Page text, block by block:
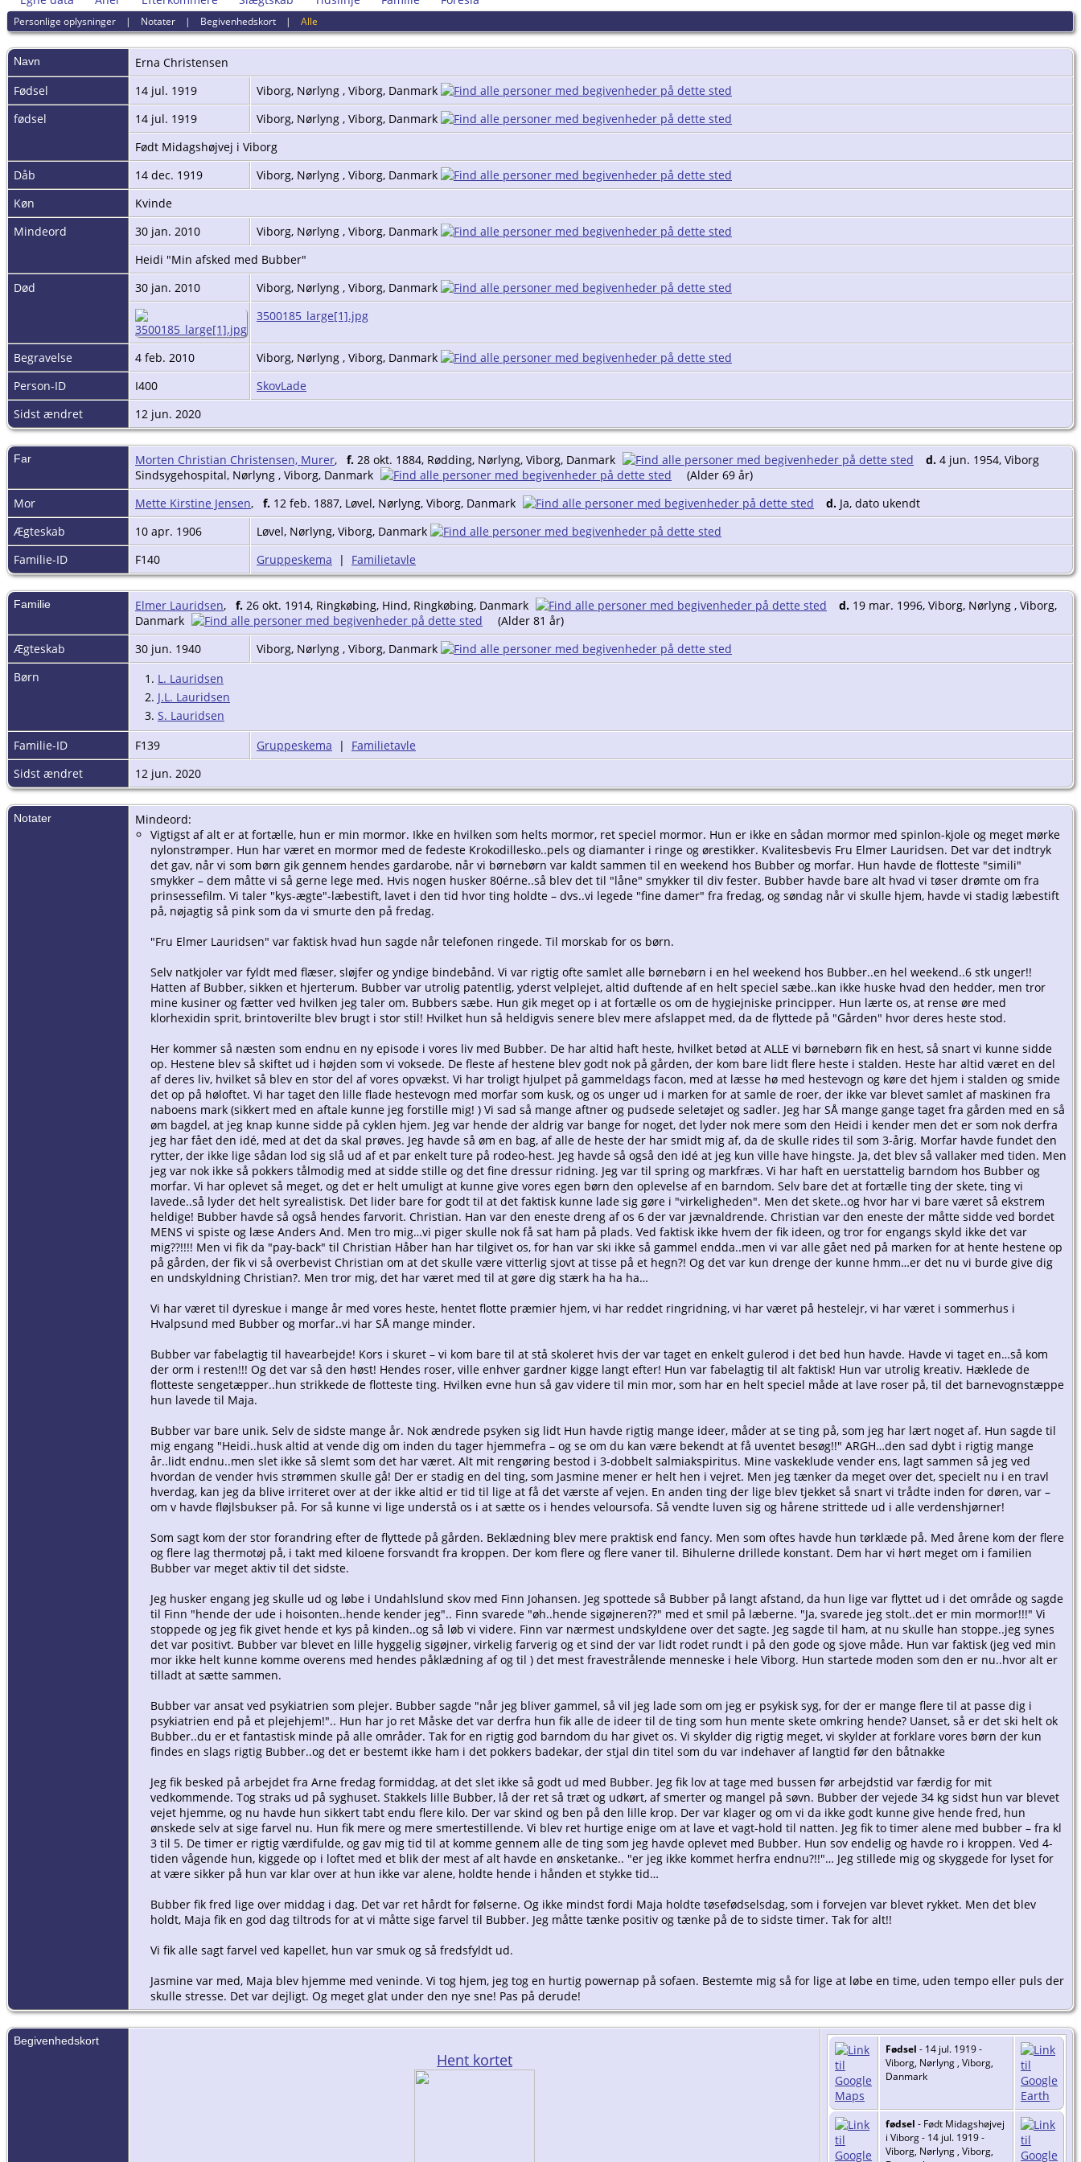
Personlige oplysninger | Notater | Begivenhedskort |Alle
Navn Erna Christensen
Fødsel
14 jul. 1919
Viborg, Nørlyng , Viborg, Danmark
fødsel
14 jul. 1919
Viborg, Nørlyng , Viborg, Danmark
Født Midagshøjvej i Viborg
Dåb
14 dec. 1919
Viborg, Nørlyng , Viborg, Danmark
Køn
Kvinde
Mindeord
30 jan. 2010
Viborg, Nørlyng , Viborg, Danmark
Heidi "Min afsked med Bubber"
Død
30 jan. 2010
Viborg, Nørlyng , Viborg, Danmark
3500185_large[1].jpg
Begravelse 4 feb. 2010
Viborg, Nørlyng , Viborg, Danmark
Person-ID
I400
SkovLade
Sidst ændret
12 jun. 2020
Far Morten Christian Christensen, Murer, f. 28 okt. 1884, Rødding, Nørlyng, Viborg, Danmark d. 4 jun. 1954, Viborg
Sindsygehospital, Nørlyng , Viborg, Danmark
(Alder 69 år)
Mor
Mette Kirstine Jensen, f. 12 feb. 1887, Løvel, Nørlyng, Viborg, Danmark d. Ja, dato ukendt
Ægteskab
10 apr. 1906
Løvel, Nørlyng, Viborg, Danmark
Familie-ID
F140 Gruppeskema | Familietavle
Familie Elmer Lauridsen, f. 26 okt. 1914, Ringkøbing, Hind, Ringkøbing, Danmark d. 19 mar. 1996, Viborg, Nørlyng , Viborg,
Danmark
(Alder 81 år)
Ægteskab
30 jun. 1940
Viborg, Nørlyng , Viborg, Danmark
Børn
1. L. Lauridsen
2. J.L. Lauridsen
3. S. Lauridsen
Familie-ID
F139 Gruppeskema | Familietavle
Sidst ændret
12 jun. 2020
Notater
Mindeord:
Vigtigst af alt er at fortælle, hun er min mormor. Ikke en hvilken som helts mormor, ret speciel mormor. Hun er ikke en sådan mormor med spinlon-kjole og meget mørke
nylonstrømper. Hun har været en mormor med de fedeste Krokodillesko..pels og diamanter i ringe og ørestikker. Kvalitesbevis Fru Elmer Lauridsen. Det var det indtryk
det gav, når vi som børn gik gennem hendes gardarobe, når vi børnebørn var kaldt sammen til en weekend hos Bubber og morfar. Hun havde de flotteste "simili"
smykker – dem måtte vi så gerne lege med. Hvis nogen husker 80érne..så blev det til "låne" smykker til div fester. Bubber havde bare alt hvad vi tøser drømte om fra
prinsessefilm. Vi taler "kys-ægte"-læbestift, lavet i den tid hvor ting holdte – dvs..vi legede "fine damer" fra fredag, og søndag når vi skulle hjem, havde vi stadig læbestift
på, nøjagtig så pink som da vi smurte den på fredag.
"Fru Elmer Lauridsen" var faktisk hvad hun sagde når telefonen ringede. Til morskab for os børn.
Selv natkjoler var fyldt med flæser, sløjfer og yndige bindebånd. Vi var rigtig ofte samlet alle børnebørn i en hel weekend hos Bubber..en hel weekend..6 stk unger!!
Hatten af Bubber, sikken et hjerterum. Bubber var utrolig patentlig, yderst velplejet, altid duftende af en helt speciel sæbe..kan ikke huske hvad den hedder, men tror
mine kusiner og fætter ved hvilken jeg taler om. Bubbers sæbe. Hun gik meget op i at fortælle os om de hygiejniske principper. Hun lærte os, at rense øre med
klorhexidin sprit, brintoverilte blev brugt i stor stil! Hvilket hun så heldigvis senere blev mere afslappet med, da de flyttede på "Gården" hvor deres heste stod.
Her kommer så næsten som endnu en ny episode i vores liv med Bubber. De har altid haft heste, hvilket betød at ALLE vi børnebørn fik en hest, så snart vi kunne sidde
op. Hestene blev så skiftet ud i højden som vi voksede. De fleste af hestene blev godt nok på gården, der kom bare lidt flere heste i stalden. Heste har altid været en del
af deres liv, hvilket så blev en stor del af vores opvækst. Vi har troligt hjulpet på gammeldags facon, med at læsse hø med hestevogn og køre det hjem i stalden og smide
det op på høloftet. Vi har taget den lille flade hestevogn med morfar som kusk, og os unger ud i marken for at samle de roer, der ikke var blevet samlet af maskinen fra
naboens mark (sikkert med en aftale kunne jeg forstille mig! ) Vi sad så mange aftner og pudsede seletøjet og sadler. Jeg har SÅ mange gange taget fra gården med en så
øm bagdel, at jeg knap kunne sidde på cyklen hjem. Jeg var hende der aldrig var bange for noget, det lyder nok mere som den Heidi i kender men det er som nok derfra
jeg har fået den idé, med at det da skal prøves. Jeg havde så øm en bag, af alle de heste der har smidt mig af, da de skulle rides til som 3-årig. Morfar havde fundet den
rytter, der ikke lige sådan lod sig slå ud af et par enkelt ture på rodeo-hest. Jeg havde så også den idé at jeg kun ville have hingste. Ja, det blev så vallaker med tiden. Men
jeg var nok ikke så pokkers tålmodig med at sidde stille og det fine dressur ridning. Jeg var til spring og markfræs. Vi har haft en uerstattelig barndom hos Bubber og
morfar. Vi har oplevet så meget, og det er helt umuligt at kunne give vores egen børn den oplevelse af en barndom. Selv bare det at fortælle ting der skete, ting vi
lavede..så lyder det helt syrealistisk. Det lider bare for godt til at det faktisk kunne lade sig gøre i "virkeligheden". Men det skete..og hvor har vi bare været så ekstrem
heldige! Bubber havde så også hendes farvorit. Christian. Han var den eneste dreng af os 6 der var jævnaldrende. Christian var den eneste der måtte sidde ved bordet
MENS vi spiste og læse Anders And. Men tro mig…vi piger skulle nok få sat ham på plads. Ved faktisk ikke hvem der fik ideen, og tror for engangs skyld ikke det var
mig??!!!! Men vi fik da "pay-back" til Christian Håber han har tilgivet os, for han var ski ikke så gammel endda..men vi var alle gået ned på marken for at hente hestene op
på gården, der fik vi så overbevist Christian om at det skulle være vitterlig sjovt at tisse på et hegn?! Og det var kun drenge der kunne hmm…er det nu vi burde give dig
en undskyldning Christian?. Men tror mig, det har været med til at gøre dig stærk ha ha ha…
Vi har været til dyreskue i mange år med vores heste, hentet flotte præmier hjem, vi har reddet ringridning, vi har været på hestelejr, vi har været i sommerhus i
Hvalpsund med Bubber og morfar..vi har SÅ mange minder.
Bubber var fabelagtig til havearbejde! Kors i skuret – vi kom bare til at stå skoleret hvis der var taget en enkelt gulerod i det bed hun havde. Havde vi taget en…så kom
der orm i resten!!! Og det var så den høst! Hendes roser, ville enhver gardner kigge langt efter! Hun var fabelagtig til alt faktisk! Hun var utrolig kreativ. Hæklede de
flotteste sengetæpper..hun strikkede de flotteste ting. Hvilken evne hun så gav videre til min mor, som har en helt speciel måde at lave roser på, til det barnevognstæppe
hun lavede til Maja.
Bubber var bare unik. Selv de sidste mange år. Nok ændrede psyken sig lidt Hun havde rigtig mange ideer, måder at se ting på, som jeg har lært noget af. Hun sagde til
mig engang "Heidi..husk altid at vende dig om inden du tager hjemmefra – og se om du kan være bekendt at få uventet besøg!!" ARGH…den sad dybt i rigtig mange
år..lidt endnu..men slet ikke så slemt som det har været. Alt mit rengøring bestod i 3-dobbelt salmiakspiritus. Mine vaskeklude vender ens, lagt sammen så jeg ved
hvordan de vender hvis strømmen skulle gå! Der er stadig en del ting, som Jasmine mener er helt hen i vejret. Men jeg tænker da meget over det, specielt nu i en travl
hverdag, kan jeg da blive irriteret over at der ikke altid er tid til lige at få det værste af vejen. En anden ting der lige blev tjekket så snart vi trådte inden for døren, var –
om v havde fløjlsbukser på. For så kunne vi lige understå os i at sætte os i hendes veloursofa. Så vendte luven sig og hårene strittede ud i alle verdenshjørner!
Som sagt kom der stor forandring efter de flyttede på gården. Beklædning blev mere praktisk end fancy. Men som oftes havde hun tørklæde på. Med årene kom der flere
og flere lag thermotøj på, i takt med kiloene forsvandt fra kroppen. Der kom flere og flere vaner til. Bihulerne drillede konstant. Dem har vi hørt meget om i familien
Bubber var meget aktiv til det sidste.
Jeg husker engang jeg skulle ud og løbe i Undahlslund skov med Finn Johansen. Jeg spottede så Bubber på langt afstand, da hun lige var flyttet ud i det område og sagde
til Finn "hende der ude i hoisonten..hende kender jeg".. Finn svarede "øh..hende sigøjneren??" med et smil på læberne. "Ja, svarede jeg stolt..det er min mormor!!!" Vi
stoppede og jeg fik givet hende et kys på kinden..og så løb vi videre. Finn var nærmest undskyldene over det sagte. Jeg sagde til ham, at nu skulle han stoppe..jeg synes
det var positivt. Bubber var blevet en lille hyggelig sigøjner, virkelig farverig og et sind der var lidt rodet rundt i på den gode og sjove måde. Hun var faktisk (jeg ved min
mor ikke helt kunne komme overens med hendes påklædning af og til ) det mest fravestrålende menneske i hele Viborg. Hun startede moden som den er nu..hvor alt er
tilladt at sætte sammen.
Bubber var ansat ved psykiatrien som plejer. Bubber sagde "når jeg bliver gammel, så vil jeg lade som om jeg er psykisk syg, for der er mange flere til at passe dig i
psykiatrien end på et plejehjem!".. Hun har jo ret Måske det var derfra hun fik alle de ideer til de ting som hun mente skete omkring hende? Uanset, så er det ski helt ok
Bubber..du er et fantastisk minde på alle områder. Tak for en rigtig god barndom du har givet os. Vi skylder dig rigtig meget, vi skylder at forklare vores børn der kun
findes en slags rigtig Bubber..og det er bestemt ikke ham i det pokkers badekar, der stjal din titel som du var indehaver af langtid før den båtnakke
Jeg fik besked på arbejdet fra Arne fredag formiddag, at det slet ikke så godt ud med Bubber. Jeg fik lov at tage med bussen før arbejdstid var færdig for mit
vedkommende. Tog straks ud på syghuset. Stakkels lille Bubber, lå der ret så træt og udkørt, af smerter og mangel på søvn. Bubber der vejede 34 kg sidst hun var blevet
vejet hjemme, og nu havde hun sikkert tabt endu flere kilo. Der var skind og ben på den lille krop. Der var klager og om vi da ikke godt kunne give hende fred, hun
ønskede selv at sige farvel nu. Hun fik mere og mere smertestillende. Vi blev ret hurtige enige om at lave et vagt-hold til natten. Jeg fik to timer alene med bubber – fra kl
3 til 5. De timer er rigtig værdifulde, og gav mig tid til at komme gennem alle de ting som jeg havde oplevet med Bubber. Hun sov endelig og havde ro i kroppen. Ved 4-
tiden vågende hun, kiggede op i loftet med et blik der mest af alt havde en ønsketanke.. "er jeg ikke kommet herfra endnu?!!"… Jeg stillede mig og skyggede for lyset for
at være sikker på hun var klar over at hun ikke var alene, holdte hende i hånden et stykke tid…
Bubber fik fred lige over middag i dag. Det var ret hårdt for følserne. Og ikke mindst fordi Maja holdte tøsefødselsdag, som i forvejen var blevet rykket. Men det blev
holdt, Maja fik en god dag tiltrods for at vi måtte sige farvel til Bubber. Jeg måtte tænke positiv og tænke på de to sidste timer. Tak for alt!!
Vi fik alle sagt farvel ved kapellet, hun var smuk og så fredsfyldt ud.
Jasmine var med, Maja blev hjemme med veninde. Vi tog hjem, jeg tog en hurtig powernap på sofaen. Bestemte mig så for lige at løbe en time, uden tempo eller puls der
skulle stresse. Det var dejligt. Og meget glat under den nye sne! Pas på derude!
Begivenhedskort
Hent kortet
Fødsel - 14 jul. 1919 -
Viborg, Nørlyng , Viborg,
Danmark
fødsel - Født Midagshøjvej
i Viborg - 14 jul. 1919 -
Viborg, Nørlyng , Viborg,